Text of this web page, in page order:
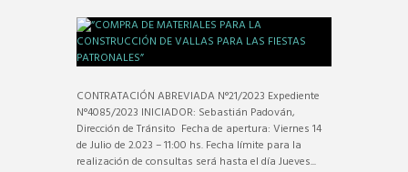
CONTRATACIÓN ABREVIADA N°21/2023 Expediente
N°4085/2023 INICIADOR: Sebastián Padován,
Dirección de Tránsito Fecha de apertura: Viernes 14
de Julio de 2.023 – 11:00 hs. Fecha límite para la
realización de consultas será hasta el día Jueves...